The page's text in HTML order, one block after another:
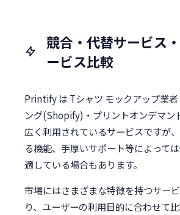
競合・代替サービス
ービス比較
Printify は Tシャツ モックアップ業
ング(Shopify)・プリントオンデマン
広く利用されているサービスですが
る機能、手厚いサポート等によって
適している場合もあります。
市場にはさまざまな特徴を持つサー
り、ユーザーの利用目的に合わせて